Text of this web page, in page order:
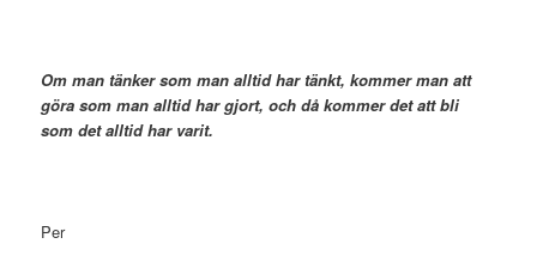
Om man tänker som man alltid har tänkt, kommer man att
göra som man alltid har gjort, och då kommer det att bli
som det alltid har varit.
Per